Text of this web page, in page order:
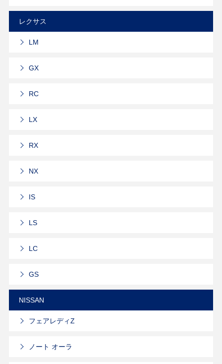
レクサス
LM
GX
RC
LX
RX
NX
IS
LS
LC
GS
NISSAN
フェアレディZ
ノート オーラ